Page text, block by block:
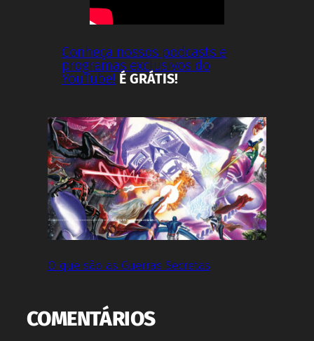
Conheça nossos podcasts e
programas exclusivos do
YouTube! É GRÁTIS!
O que são as Guerras Secretas
COMENTÁRIOS